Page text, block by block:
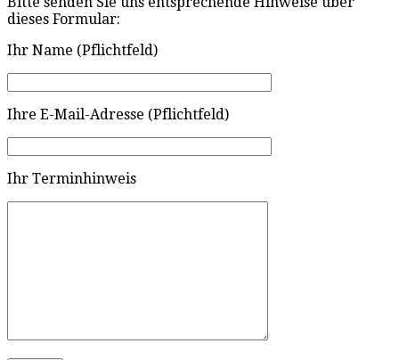
dieses Formular:
Ihr Name (Pflichtfeld)
Ihre E-Mail-Adresse (Pflichtfeld)
Ihr Terminhinweis